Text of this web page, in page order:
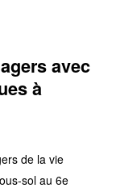
avec
à
de la vie
sol au 6e